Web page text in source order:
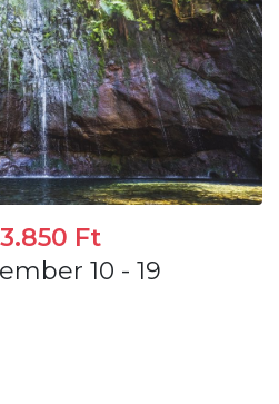
Ft
10 - 19